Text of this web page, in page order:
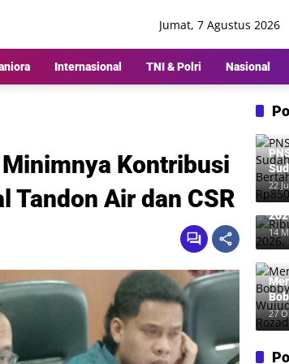
Jumat, 7 Agustus 2026
Internasional TNI & Polri Nasional
Kontribusi
Tandon Air dan CSR
22
14
27